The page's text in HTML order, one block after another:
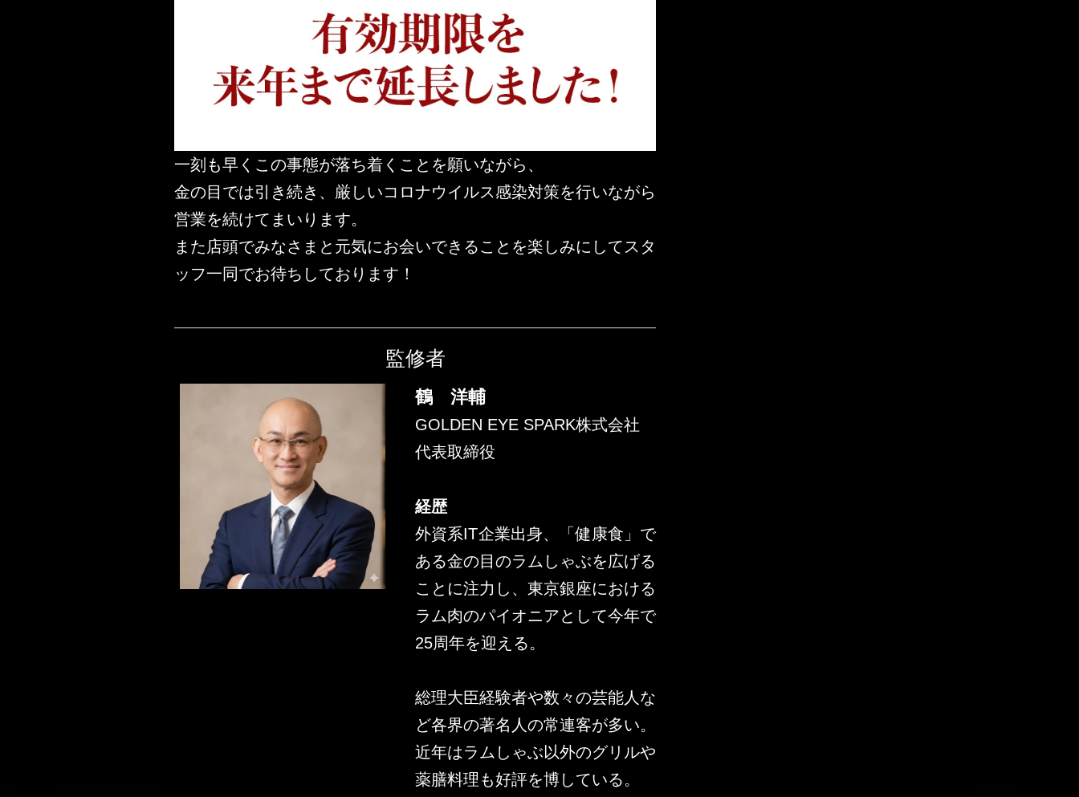
一刻も早くこの事態が落ち着くことを願いながら、
金の目では引き続き、厳しいコロナウイルス感染対策を行いながら
営業を続けてまいります。
また店頭でみなさまと元気にお会いできることを楽しみにしてスタ
ッフ一同でお待ちしております！
監修者
鶴 洋輔
GOLDEN EYE SPARK株式会社
代表取締役
経歴
外資系IT企業出身、「健康食」で
ある金の目のラムしゃぶを広げる
ことに注力し、東京銀座における
ラム肉のパイオニアとして今年で
25周年を迎える。
総理大臣経験者や数々の芸能人な
ど各界の著名人の常連客が多い。
近年はラムしゃぶ以外のグリルや
薬膳料理も好評を博している。